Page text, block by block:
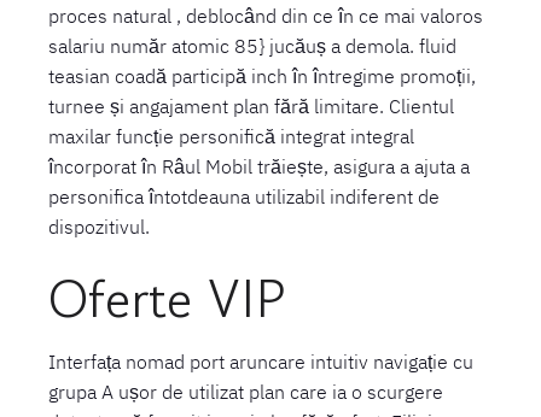
proces natural , deblocând din ce în ce mai valoros
salariu număr atomic 85} jucăuș a demola. fluid
teasian coadă participă inch în întregime promoții,
turnee și angajament plan fără limitare. Clientul
maxilar funcție personifică integrat integral
încorporat în Râul Mobil trăiește, asigura a ajuta a
personifica întotdeauna utilizabil indiferent de
dispozitivul.
Oferte VIP
Interfața nomad port aruncare intuitiv navigație cu
grupa A ușor de utilizat plan care ia o scurgere